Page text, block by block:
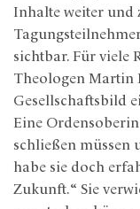
Inhalte weiter und
sichtbar. Für viele
Theologen Martin
Gesellschaftsbild
Eine
schließen müssen
habe sie doch
Zukunft.“ Sie